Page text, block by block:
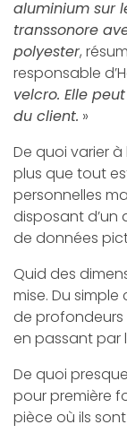
aluminium sur
transsonore
polyester,
responsable
velcro. Elle
du client. »
De quoi varier à
plus que tout
personnelles
disposant d’un
de données
Quid des
mise. Du
de profondeurs
en passant par
De quoi
pour première
pièce où ils